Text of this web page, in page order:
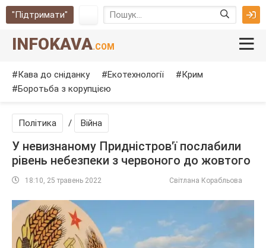
"Підтримати"
INFOKAVA.COM
Кава до сніданку Екотехнології
Крим
Боротьба з корупцією
Політика / Війна
У невизнаному Придністров'ї послабили
рівень небезпеки з червоного до жовтого
18:10, 25 травень 2022 Світлана Корабльова